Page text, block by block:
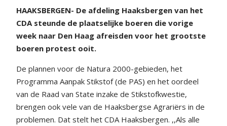
HAAKSBERGEN- De afdeling Haaksbergen van het
CDA steunde de plaatselijke boeren die vorige
week naar Den Haag afreisden voor het grootste
boeren protest ooit.
De plannen voor de Natura 2000-gebieden, het
Programma Aanpak Stikstof (de PAS) en het oordeel
van de Raad van State inzake de Stikstofkwestie,
brengen ook vele van de Haaksbergse Agrariërs in de
problemen. Dat stelt het CDA Haaksbergen. ,,Als alle